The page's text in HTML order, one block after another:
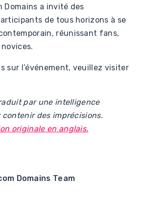
Domains a invité des
de tous horizons à se
réunissant fans,
sur l’événement, veuillez visiter
par une intelligence
des imprécisions.
originale en anglais.
Domains Team